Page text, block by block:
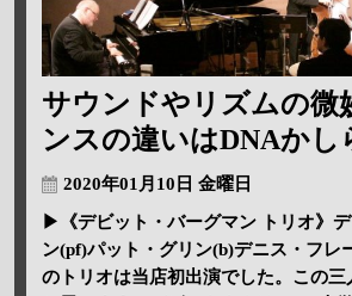
サウンドやリズムの微
ンスの違いはDNAかし
2020年01月10日 金曜日
▶《デビット・バーグマン トリオ》
ン(pf)パット・グリン(b)デニス・フレ
のトリオは当店初出演でした。この三